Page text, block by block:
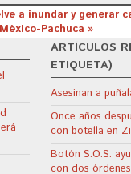
a inundar y generar
Pachuca »
ARTÍCULOS
ETIQUETA)
Asesinan a
Once años
con botella en
Botón S.O.S.
con dos